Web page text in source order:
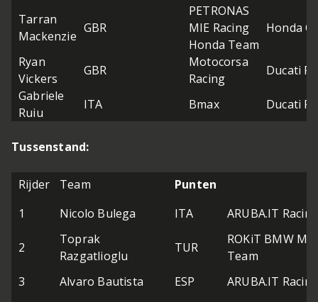
Tarran
Mackenzie
GBR
PETRONAS
MIE Racing
Honda Team
Honda
Ryan
Vickers
GBR
Motocorsa
Racing
Ducati
Gabriele
Ruiu
ITA Bmax Ducati
Tussenstand:
Rijder Team
Punten
1
Nicolo Bulega ITA ARUBA.IT
2
Toprak
Razgatlioglu
TUR
ROKiT BMW
Team
3
Alvaro Bautista ESP
ARUBA.IT